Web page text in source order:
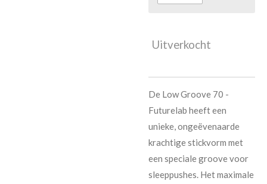
Uitverkocht
De Low Groove 70 -
Futurelab heeft een
unieke, ongeëvenaarde
krachtige stickvorm met
een speciale groove voor
sleeppushes. Het maximale